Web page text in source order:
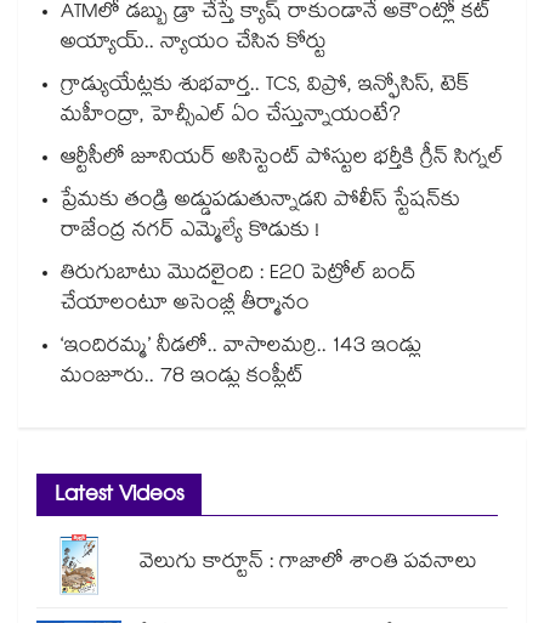
ATMలో డబ్బు డ్రా చేస్తే క్యాష్ రాకుండానే అకౌంట్లో కట్
అయ్యాయ్.. న్యాయం చేసిన కోర్టు
గ్రాడ్యుయేట్లకు శుభవార్త.. TCS, విప్రో, ఇన్ఫోసిస్, టెక్
మహీంద్రా, హెచ్సీఎల్ ఏం చేస్తున్నాయంటే?
ఆర్టీసీలో జూనియర్ అసిస్టెంట్‌‌ పోస్టుల భర్తీకి గ్రీన్‌‌ సిగ్నల్
ప్రేమకు తండ్రి అడ్డుపడుతున్నాడని పోలీస్ స్టేషన్⁪కు
రాజేంద్ర నగర్ ఎమ్మెల్యే కొడుకు !
తిరుగుబాటు మొదలైంది : E20 పెట్రోల్ బంద్
చేయాలంటూ అసెంబ్లీ తీర్మానం
‘ఇందిరమ్మ’ నీడలో.. వాసాలమర్రి.. 143 ఇండ్లు
మంజూరు.. 78 ఇండ్లు కంప్లీట్
Latest Videos
వెలుగు కార్టూన్ : గాజాలో శాంతి పవనాలు